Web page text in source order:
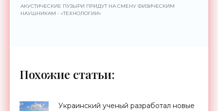
АКУСТИЧЕСКИЕ ПУЗЫРИ ПРИДУТ НА СМЕНУ ФИЗИЧЕСКИМ
НАУШНИКАМ - «ТЕХНОЛОГИИ»
Похожие статьи:
Украинский ученый разработал новые